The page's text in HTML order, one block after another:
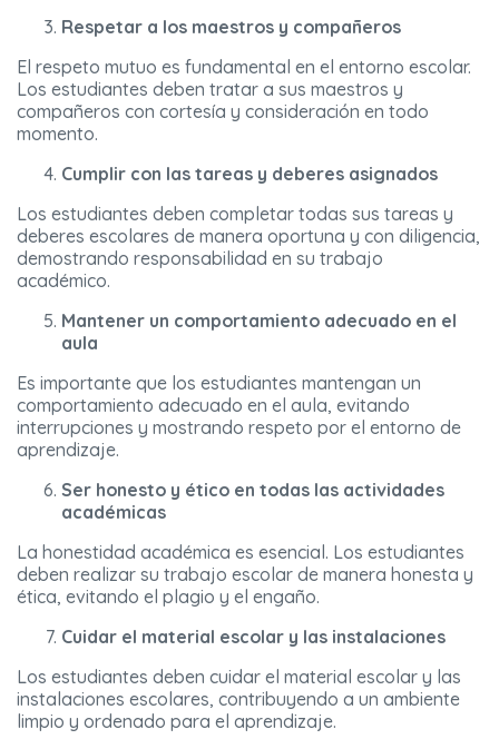
Respetar a los maestros y compañeros
El respeto mutuo es fundamental en el entorno escolar.
Los estudiantes deben tratar a sus maestros y
compañeros con cortesía y consideración en todo
momento.
Cumplir con las tareas y deberes asignados
Los estudiantes deben completar todas sus tareas y
deberes escolares de manera oportuna y con diligencia,
demostrando responsabilidad en su trabajo
académico.
Mantener un comportamiento adecuado en el
aula
Es importante que los estudiantes mantengan un
comportamiento adecuado en el aula, evitando
interrupciones y mostrando respeto por el entorno de
aprendizaje.
Ser honesto y ético en todas las actividades
académicas
La honestidad académica es esencial. Los estudiantes
deben realizar su trabajo escolar de manera honesta y
ética, evitando el plagio y el engaño.
Cuidar el material escolar y las instalaciones
Los estudiantes deben cuidar el material escolar y las
instalaciones escolares, contribuyendo a un ambiente
limpio y ordenado para el aprendizaje.